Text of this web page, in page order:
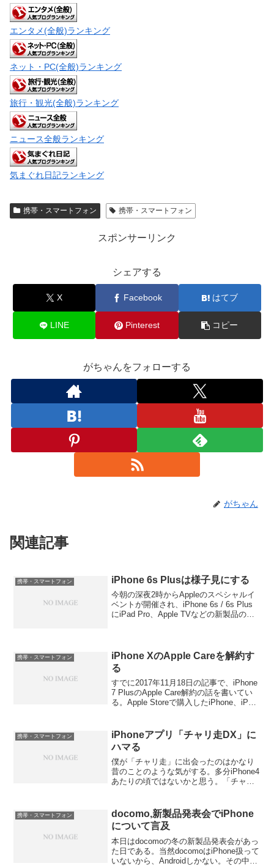
エンタメ(全般)ランキング
ネット・PC(全般)ランキング
旅行・観光(全般)ランキング
ニュース全般ランキング
気まぐれ日記ランキング
携帯・スマートフォン 携帯・スマートフォン
スポンサーリンク
シェアする
X Facebook はてブ
LINE Pinterest コピー
がちゃんをフォローする
がちゃん
関連記事
携帯・スマートフォン iPhone 6s Plusは様子見にする
今朝の深夜2時からAppleのスペシャルイ
ベントが開催され、iPhone 6s / 6s Plus
にiPad Pro、Apple TVなどの新製品の発
携帯・スマートフォン
iPhone XのApple Careを解約す
る
すでに2017年11月18日の記事で、iPhone
7 PlusのApple Care解約の話を書いてい
る。Apple Storeで購入したiPhone、iPad
携帯・スマートフォン
iPhoneアプリ「チャリ走DX」に
ハマる
僕が「チャリ走」に出会ったのはかなり
昔のことのような気がする。多分iPhone4
あたりの頃ではないかと思う。「チャリ
プする必要性のある崖などを、ボタン一
つでタイミ...
携帯・スマートフォン
docomo,新製品発表会でiPhone
について言及
本日はdocomoの冬の新製品発表会があっ
た日である。当然docomoはiPhone扱って
いないから、Androidしかない。その中で